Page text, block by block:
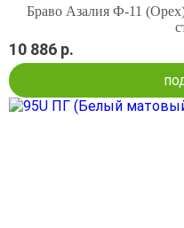
Браво Азалия Ф-11
10 886 р.